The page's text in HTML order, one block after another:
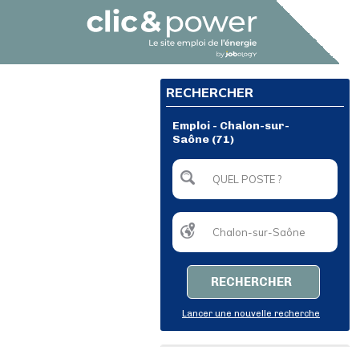
RECHERCHER
Emploi - Chalon-sur-
Saône (71)
RECHERCHER
Lancer une nouvelle recherche